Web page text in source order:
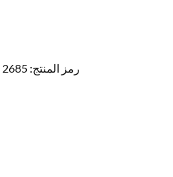
رمز المنتج:2685